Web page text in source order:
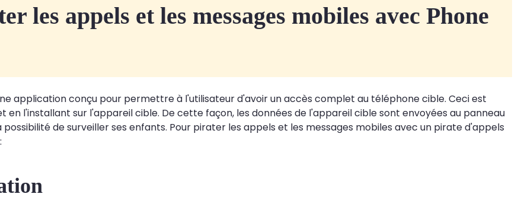
les appels et les messages mobiles avec Phone
application conçu pour permettre à l'utilisateur d'avoir un accès complet au téléphone cible. Ceci est
l'installant sur l'appareil cible. De cette façon, les données de l'appareil cible sont envoyées au panneau
de surveiller ses enfants. Pour pirater les appels et les messages mobiles avec un pirate d'appels